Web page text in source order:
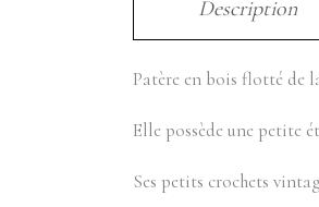
Description
Patère en bois flotté de
Elle possède une petite
Ses petits crochets